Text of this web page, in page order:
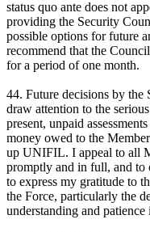
status quo ante does not
providing the Security
possible options for future
recommend that the
for a period of one month.
44. Future decisions by
draw attention to the
present, unpaid
money owed to the
up UNIFIL. I appeal to all
promptly and in full, and to
to express my gratitude to
the Force, particularly the
understanding and